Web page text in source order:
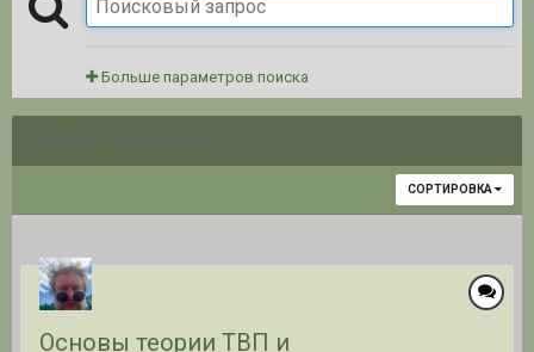
Больше параметров поиска
НАЙДЕНО 2 РЕЗУЛЬТАТА
СОРТИРОВКА
Основы теории ТВП и